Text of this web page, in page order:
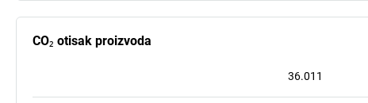
CO₂ otisak proizvoda
36.011